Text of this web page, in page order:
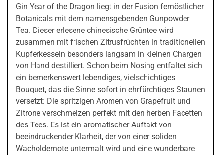
Gin Year of the Dragon liegt in der Fusion fernöstlicher
Botanicals mit dem namensgebenden Gunpowder
Tea. Dieser erlesene chinesische Grüntee wird
zusammen mit frischen Zitrusfrüchten in traditionellen
Kupferkesseln besonders langsam in kleinen Chargen
von Hand destilliert. Schon beim Nosing entfaltet sich
ein bemerkenswert lebendiges, vielschichtiges
Bouquet, das die Sinne sofort in ehrfürchtiges Staunen
versetzt: Die spritzigen Aromen von Grapefruit und
Zitrone verschmelzen perfekt mit den herben Facetten
des Tees. Es ist ein aromatischer Auftakt von
beeindruckender Klarheit, der von einer soliden
Wacholdernote untermalt wird und eine wunderbare